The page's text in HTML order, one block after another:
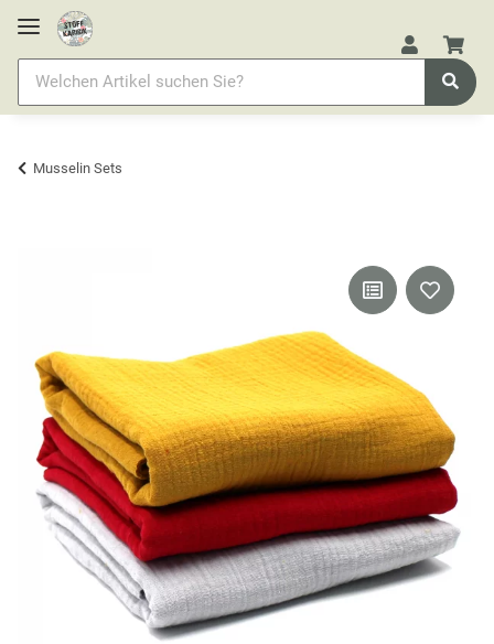
Musselin Sets